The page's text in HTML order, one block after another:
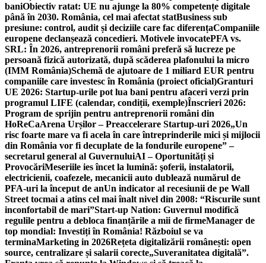
baniObiectiv ratat: UE nu ajunge la 80% competențe digitale
până în 2030. România, cel mai afectat statBusiness sub
presiune: control, audit și deciziile care fac diferențaCompaniile
europene declanșează concedieri. Motivele invocatePFA vs.
SRL: În 2026, antreprenorii români preferă să lucreze pe
persoană fizică autorizată, după scăderea plafonului la micro
(IMM România)Schemă de ajutoare de 1 miliard EUR pentru
companiile care investesc în România (proiect oficial)Granturi
UE 2026: Startup-urile pot lua bani pentru afaceri verzi prin
programul LIFE (calendar, condiții, exemple)Înscrieri 2026:
Program de sprijin pentru antreprenorii români din
HoReCaArena Urșilor – Preaccelerare Startup-uri 2026„Un
risc foarte mare va fi acela în care întreprinderile mici și mijlocii
din România vor fi decuplate de la fondurile europene” –
secretarul general al GuvernuluiAI – Oportunități și
ProvocăriMeseriile ies încet la lumină: şoferii, instalatorii,
electricienii, coafezele, mecanicii auto dublează numărul de
PFA-uri la început de anUn indicator al recesiunii de pe Wall
Street tocmai a atins cel mai înalt nivel din 2008: “Riscurile sunt
inconfortabil de mari”Start-up Nation: Guvernul modifică
regulile pentru a debloca finanțările a mii de firmeManager de
top mondial: Investiți în România! Războiul se va
terminaMarketing in 2026Rețeta digitalizării românești: open
source, centralizare și salarii corecte„Suveranitatea digitală”.